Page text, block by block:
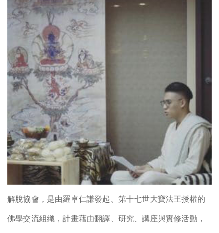
解脫協會，是由羅卓仁謙發起、第十七世大寶法王授權的
佛學交流組織，計畫藉由翻譯、研究、講座與實修活動，